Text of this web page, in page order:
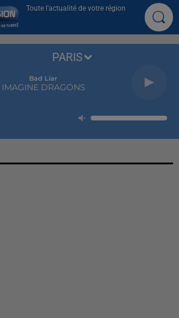
Toute l'actualité de votre région
Bad Liar
IMAGINE DRAGONS
PARIS